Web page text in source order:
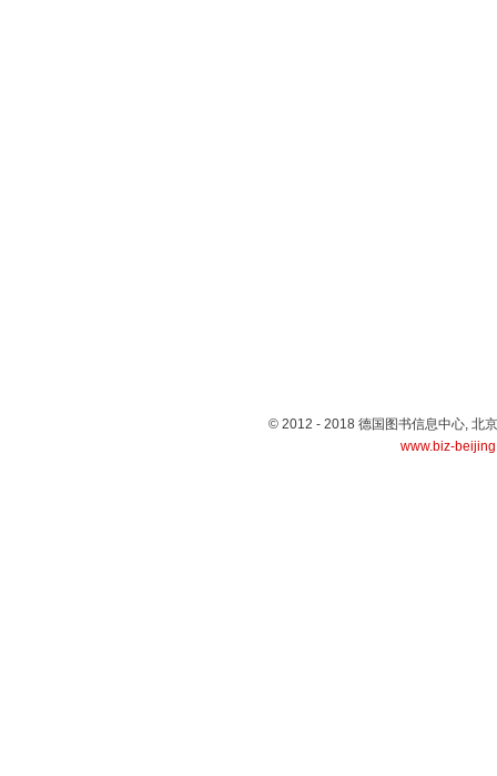
© 2012 - 2018 德国图书信息中心, 北
www.biz-